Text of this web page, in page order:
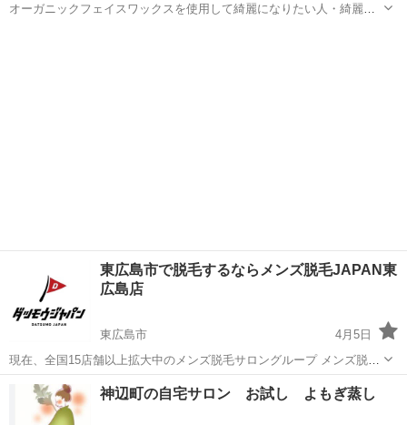
オーガニックフェイスワックスを使用して綺麗になりたい人・綺麗の
東広島市で脱毛するならメンズ脱毛JAPAN東
広島店
東広島市
4月5日
現在、全国15店舗以上拡大中のメンズ脱毛サロングループ メンズ脱毛
JAPAN東広島店を紹介します🔥 【店長】 寺元 完全予約制プライベー
トサロンとなる店長1人の個人サロンです✨ 〜脱毛をもっと通いやす
く〜 ...
広島 東広島市 美容 サロン
神辺町の自宅サロン お試し よもぎ蒸し